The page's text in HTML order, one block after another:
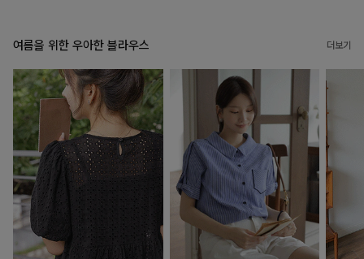
여름을 위한 우아한 블라우스 더보기